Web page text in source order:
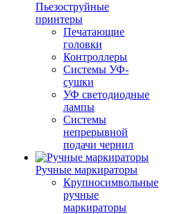
Пьезоструйные
принтеры
Печатающие
головки
Контроллеры
Системы УФ-
сушки
УФ светодиодные
лампы
Системы
непрерывной
подачи чернил
Ручные маркираторы
Крупносимвольные
ручные
маркираторы